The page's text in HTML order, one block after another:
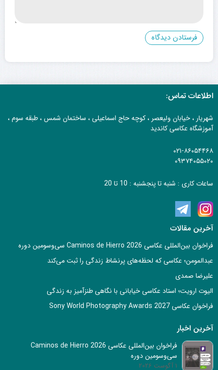
اطلاعات تماس:
شهریار ، خیابان ولیعصر ، کوچه حاج اسماعیلی ، ساختمان شمس ، طبقه سوم ،
آموزشگاه عکاسی کاندید
۰۲۱-۸۶۰۵۴۴۶۸
۰۹۳۷۴۰۵۵۰۲۰
ساعات کاری : شنبه تا پنجشنبه : 10 تا 20
آخرین مقالات
فراخوان بین‌المللی عکاسی Caminos de Hierro 2026 سی‌وسومین دوره
عبدالمومن؛ عکاسی که لحظه‌های پرنشاط زندگی را ثبت می‌کند
علیرضا صمدی
الیوت ارویت؛ استاد عکاسی خیابانی با نگاهی طنزآمیز به زندگی
فراخوان عکاسی Sony World Photography Awards 2027
آخرین اخبار
فراخوان بین‌المللی عکاسی Caminos de Hierro 2026
سی‌وسومین دوره
1 آگوست 2026